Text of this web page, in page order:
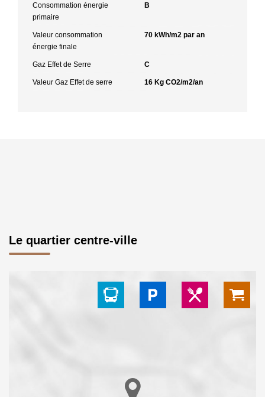
Consommation énergie
primaire
B
Valeur consommation
énergie finale
70 kWh/m2 par an
Gaz Effet de Serre C
Valeur Gaz Effet de serre 16 Kg CO2/m2/an
Le quartier centre-ville